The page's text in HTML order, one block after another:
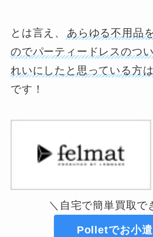
とは言え、
あらゆる不用品
のでパーティードレスのつ
れいにしたと思っている方は
です！
＼自宅で簡単買取で
Polletでお小